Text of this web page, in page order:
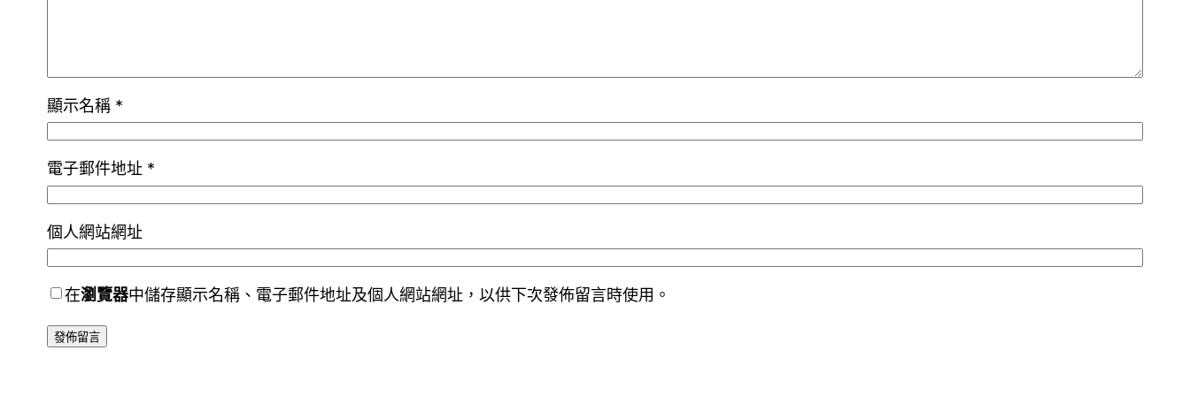
顯示名稱 *
電子郵件地址 *
個人網站網址
在瀏覽器中儲存顯示名稱、電子郵件地址及個人網站網址，以供下次發佈留言時使用。